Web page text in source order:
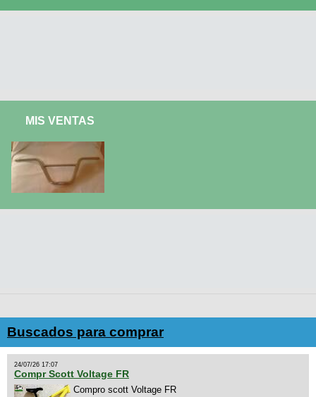
MIS VENTAS
Buscados para comprar
24/07/26 17:07
Compr Scott Voltage FR
Compro scott Voltage FR